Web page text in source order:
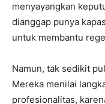
menyayangkan
dianggap punya
untuk membantu
Namun, tak sedikit
Mereka menilai
profesionalitas,